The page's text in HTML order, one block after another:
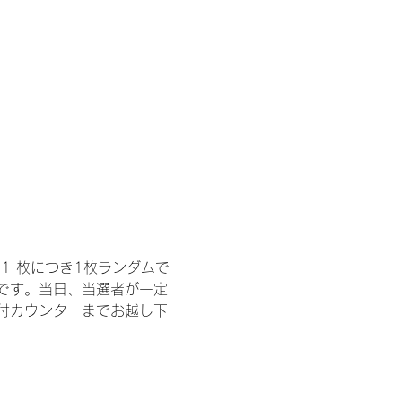
枚につき1枚ランダムで
す。当日、当選者が一定
カウンターまでお越し下